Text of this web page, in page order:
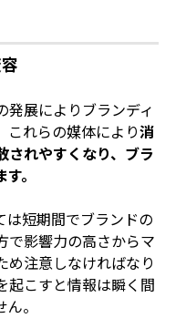
発展によりブランディ
これらの媒体により消
されやすくなり、ブラ
。
は短期間でブランドの
で影響力の高さからマ
め注意しなければなり
起こすと情報は瞬く間
。